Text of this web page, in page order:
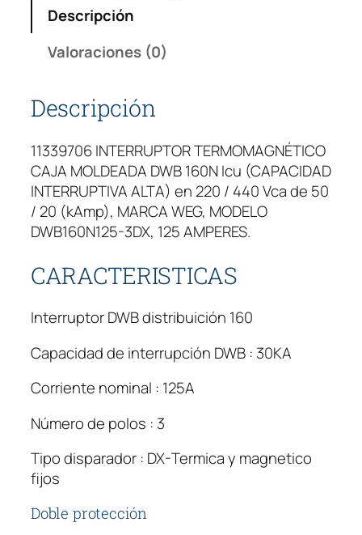
Descripción
Valoraciones (0)
Descripción
11339706 INTERRUPTOR TERMOMAGNÉTICO
CAJA MOLDEADA DWB 160N Icu (CAPACIDAD
INTERRUPTIVA ALTA) en 220 / 440 Vca de 50
/ 20 (kAmp), MARCA WEG, MODELO
DWB160N125-3DX, 125 AMPERES.
CARACTERISTICAS
Interruptor DWB distribuición 160
Capacidad de interrupción DWB : 30KA
Corriente nominal : 125A
Número de polos : 3
Tipo disparador : DX-Termica y magnetico
fijos
Doble protección